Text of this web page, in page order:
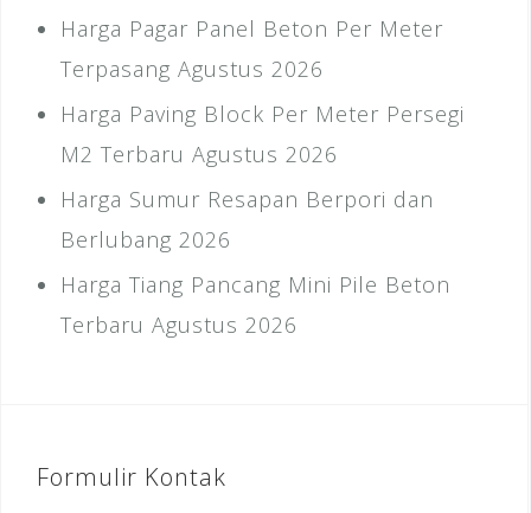
Harga Pagar Panel Beton Per Meter
Terpasang Agustus 2026
Harga Paving Block Per Meter Persegi
M2 Terbaru Agustus 2026
Harga Sumur Resapan Berpori dan
Berlubang 2026
Harga Tiang Pancang Mini Pile Beton
Terbaru Agustus 2026
Formulir Kontak